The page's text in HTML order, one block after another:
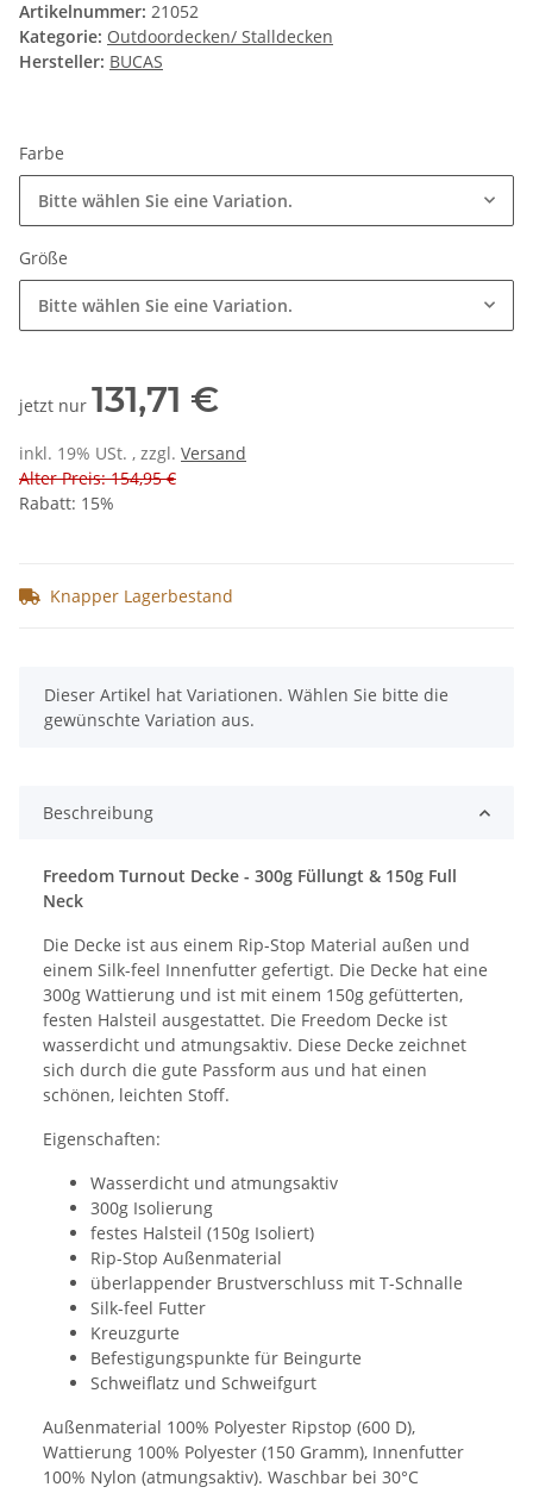
Artikelnummer: 21052
Kategorie: Outdoordecken/ Stalldecken
Hersteller: BUCAS
Farbe
Bitte wählen Sie eine Variation.
Größe
Bitte wählen Sie eine Variation.
jetzt nur 131,71 €
inkl. 19% USt. , zzgl. Versand
Alter Preis: 154,95 €
Rabatt: 15%
Knapper Lagerbestand
x
Dieser Artikel hat Variationen. Wählen Sie bitte die
gewünschte Variation aus.
Beschreibung
Freedom Turnout Decke - 300g Füllungt & 150g Full
Neck
Die Decke ist aus einem Rip-Stop Material außen und
einem Silk-feel Innenfutter gefertigt. Die Decke hat eine
300g Wattierung und ist mit einem 150g gefütterten,
festen Halsteil ausgestattet. Die Freedom Decke ist
wasserdicht und atmungsaktiv. Diese Decke zeichnet
sich durch die gute Passform aus und hat einen
schönen, leichten Stoff.
Eigenschaften:
Wasserdicht und atmungsaktiv
300g Isolierung
festes Halsteil (150g Isoliert)
Rip-Stop Außenmaterial
überlappender Brustverschluss mit T-Schnalle
Silk-feel Futter
Kreuzgurte
Befestigungspunkte für Beingurte
Schweiflatz und Schweifgurt
Außenmaterial 100% Polyester Ripstop (600 D),
Wattierung 100% Polyester (150 Gramm), Innenfutter
100% Nylon (atmungsaktiv). Waschbar bei 30°C